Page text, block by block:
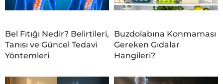
Bel Fıtığı Nedir? Belirtileri,
Tanısı ve Güncel Tedavi
Yöntemleri
Buzdolabına Konmaması
Gereken Gıdalar
Hangileri?